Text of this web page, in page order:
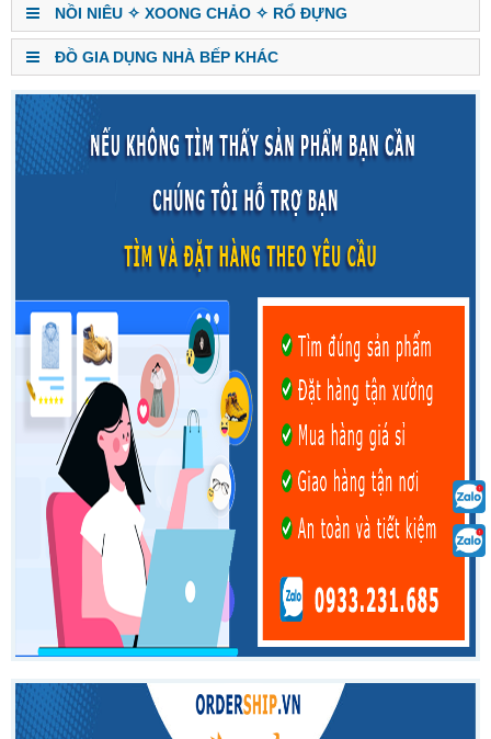
NỒI NIÊU ✧ XOONG CHẢO ✧ RỔ ĐỰNG
ĐỒ GIA DỤNG NHÀ BẾP KHÁC